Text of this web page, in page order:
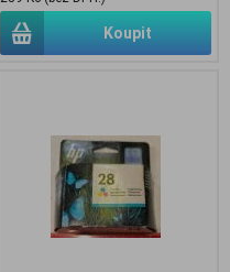
Koupit